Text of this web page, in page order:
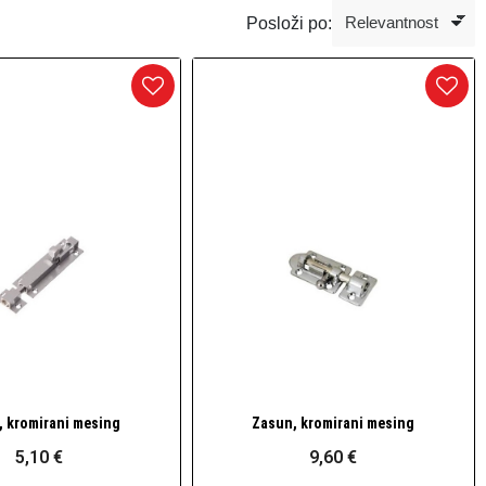
Posloži po:
Brzi pogled
kromirani mesing
5,10 €
Brzi pogled
Zasun, kromirani mesing
9,60 €